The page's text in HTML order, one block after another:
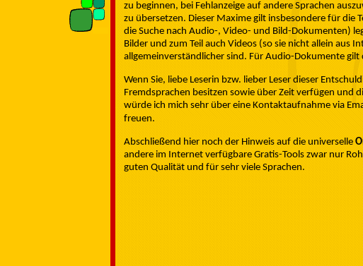
zu beginnen, bei Fehlanzeige auf andere Sprachen
zu übersetzen. Dieser Maxime gilt insbesondere für die
die Suche nach Audio-, Video- und Bild-Dokumenten)
Bilder und zum Teil auch Videos (so sie nicht allein aus
allgemeinverständlicher sind. Für Audio-Dokumente gilt
Wenn Sie, liebe Leserin bzw. lieber Leser dieser
Fremdsprachen besitzen sowie über Zeit verfügen und
würde ich mich sehr über eine Kontaktaufnahme via
freuen.
Abschließend hier noch der Hinweis auf die universelle
andere im Internet verfügbare Gratis-Tools zwar nur
guten Qualität und für sehr viele Sprachen.